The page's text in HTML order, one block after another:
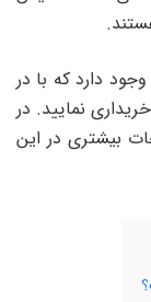
دارد که با در
نمایید. در
بیشتری در این